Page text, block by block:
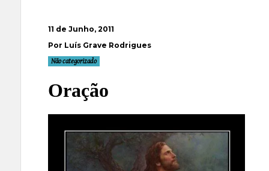
11 de Junho, 2011
Por Luís Grave Rodrigues
Não categorizado
Oração